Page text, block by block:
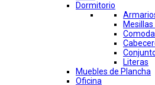
Dormitorio
Literas
Muebles de Plancha
Oficina